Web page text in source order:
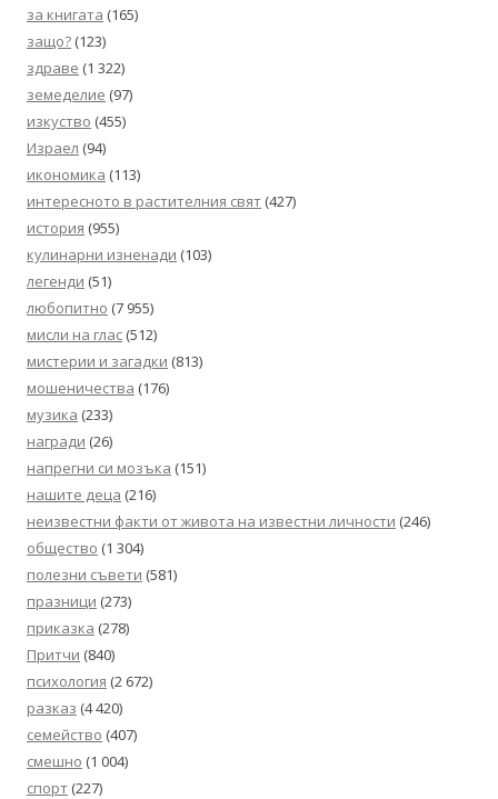
за книгата (165)
защо? (123)
здраве (1 322)
земеделие (97)
изкуство (455)
Израел (94)
икономика (113)
интересното в растителния свят (427)
история (955)
кулинарни изненади (103)
легенди (51)
любопитно (7 955)
мисли на глас (512)
мистерии и загадки (813)
мошеничества (176)
музика (233)
награди (26)
напрегни си мозъка (151)
нашите деца (216)
неизвестни факти от живота на известни личности (246)
общество (1 304)
полезни съвети (581)
празници (273)
приказка (278)
Притчи (840)
психология (2 672)
разказ (4 420)
семейство (407)
смешно (1 004)
спорт (227)